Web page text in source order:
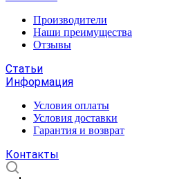
Производители
Наши преимущества
Отзывы
Статьи
Информация
Условия оплаты
Условия доставки
Гарантия и возврат
Контакты